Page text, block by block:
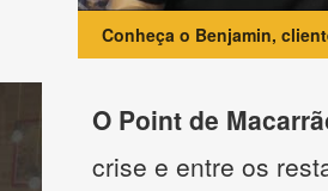
Conheça o Benjamin,
O Point de
crise e entre os